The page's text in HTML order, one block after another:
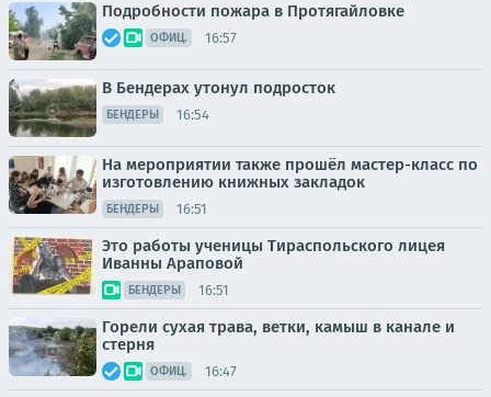
Подробности пожара в Протягайловке
ОФИЦ. 16:57
В Бендерах утонул подросток
БЕНДЕРЫ 16:54
На мероприятии также прошёл мастер-класс по
изготовлению книжных закладок
БЕНДЕРЫ 16:51
Это работы ученицы Тираспольского лицея
Иванны Араповой
БЕНДЕРЫ 16:51
Горели сухая трава, ветки, камыш в канале и
стерня
ОФИЦ. 16:47